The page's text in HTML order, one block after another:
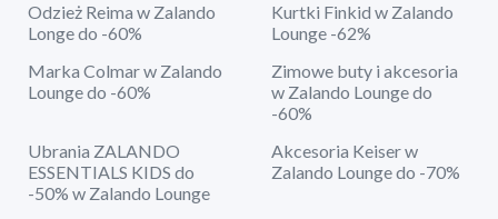
Odzież Reima w Zalando
Longe do -60%
Kurtki Finkid w Zalando
Lounge -62%
Marka Colmar w Zalando
Lounge do -60%
Zimowe buty i akcesoria
w Zalando Lounge do
-60%
Ubrania ZALANDO
ESSENTIALS KIDS do
-50% w Zalando Lounge
Akcesoria Keiser w
Zalando Lounge do -70%